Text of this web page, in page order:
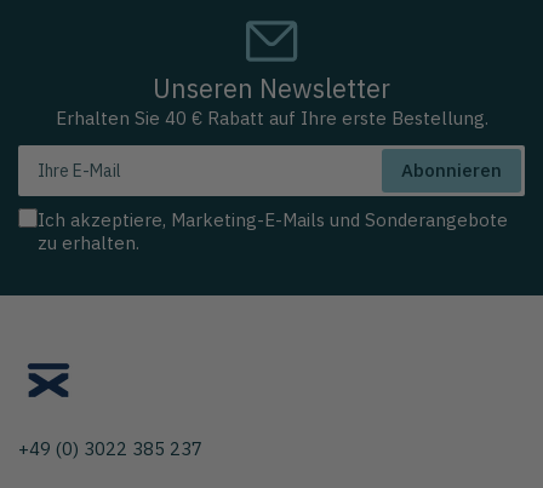
Unseren Newsletter
Erhalten Sie 40 € Rabatt auf Ihre erste Bestellung.
Mail
Abonnieren
Ich akzeptiere, Marketing-E-Mails und Sonderangebote
zu erhalten.
+49 (0) 3022 385 237